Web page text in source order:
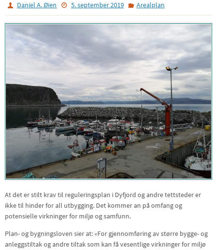
Daniel A. Øien 5. september 2019 Arealplan
At det er stilt krav til reguleringsplan i Dyfjord og andre tettsteder er
ikke til hinder for all utbygging. Det kommer an på omfang og
potensielle virkninger for miljø og samfunn.
Plan- og bygningsloven sier at: «For gjennomføring av større bygge- og
anleggstiltak og andre tiltak som kan få vesentlige virkninger for miljø